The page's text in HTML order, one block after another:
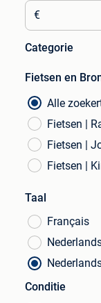
€
Categorie
Fietsen en
Alle
Fietsen |
Fietsen |
Fietsen |
Taal
Français
Conditie